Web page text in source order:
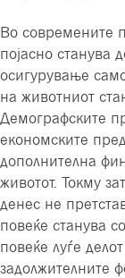
Во современите
појасно станува
осигурување
на животниот
Демографските
економските
дополнителна
животот. Токму
денес не
повеќе станува
повеќе луѓе
задолжителните